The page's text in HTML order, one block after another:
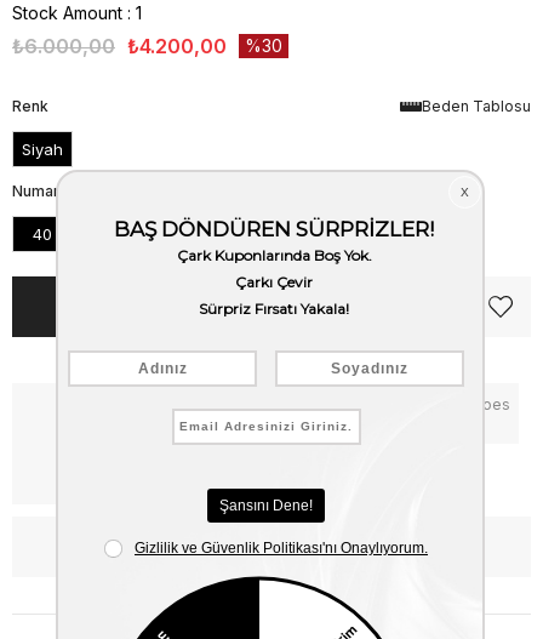
Stock Amount : 1
₺6.000,00 ₺4.200,00 30
Beden Tablosu
Renk
Siyah
Numara
40 41 42 43 44 45
Critical Stock
Notify me when the price goes
down
WhatsApp’tan Bilgi Al